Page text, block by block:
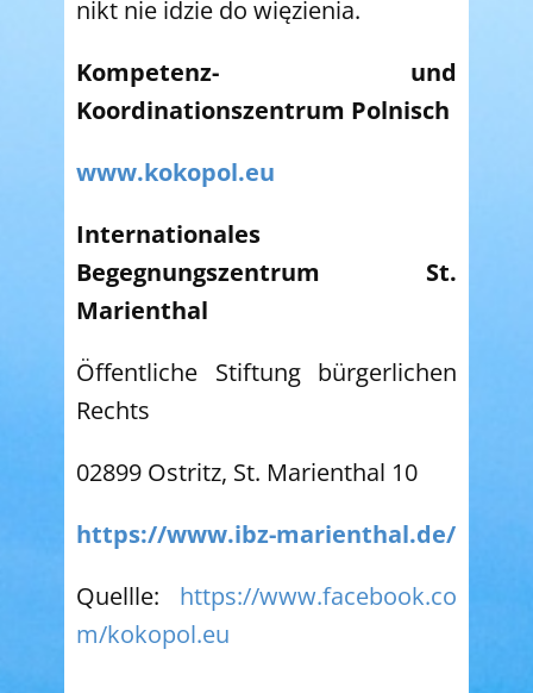
nikt nie idzie do więzienia.
Kompetenz- und
Koordinationszentrum Polnisch
www.kokopol.eu
Internationales
Begegnungszentrum St.
Marienthal
Öffentliche Stiftung bürgerlichen
Rechts
02899 Ostritz, St. Marienthal 10
https://www.ibz-marienthal.de/
Quellle: https://www.facebook.co
m/kokopol.eu